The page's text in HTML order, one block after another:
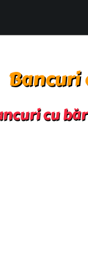
Bancuri
cu